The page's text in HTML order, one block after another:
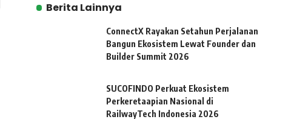
Berita Lainnya
ConnectX Rayakan Setahun Perjalanan
Bangun Ekosistem Lewat Founder dan
Builder Summit 2026
SUCOFINDO Perkuat Ekosistem
Perkeretaapian Nasional di
RailwayTech Indonesia 2026